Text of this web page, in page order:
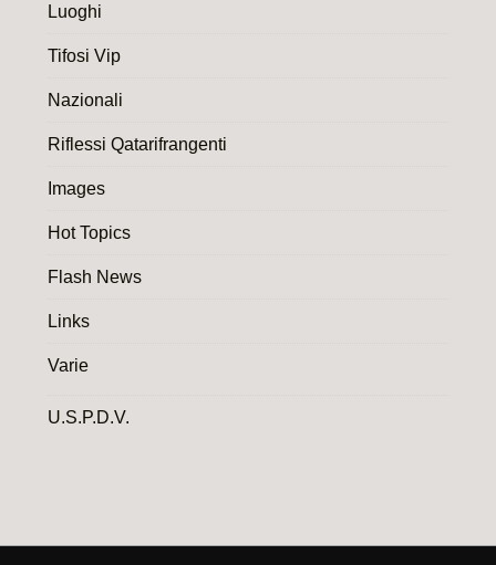
Luoghi
Tifosi Vip
Nazionali
Riflessi Qatarifrangenti
Images
Hot Topics
Flash News
Links
Varie
U.S.P.D.V.